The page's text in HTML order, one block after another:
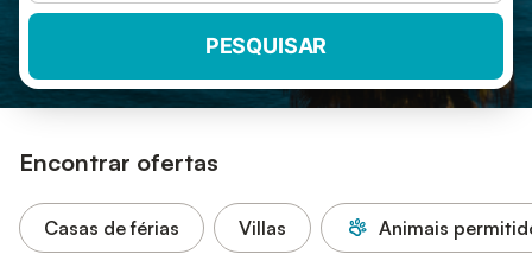
PESQUISAR
Encontrar ofertas
Casas de férias Villas Animais